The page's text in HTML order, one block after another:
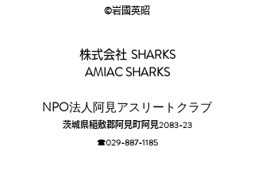
©︎岩國英昭
株式会社 SHARKS
AMIAC SHARKS
​NPO法人阿見アスリートクラブ
茨城県稲敷郡阿見町阿見2083-23
☎029-887-1185​